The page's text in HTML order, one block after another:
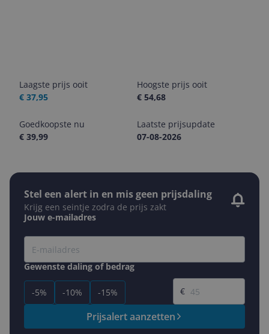
Laagste prijs ooit
€ 37,95
Hoogste prijs ooit
€ 54,68
Goedkoopste nu
€ 39,99
Laatste prijsupdate
07-08-2026
Stel een alert in en mis geen prijsdaling
Krijg een seintje zodra de prijs zakt
Jouw e-mailadres
Gewenste daling of bedrag
-5% -10% -15%
Gewenste prijs
€
Prijsalert aanzetten